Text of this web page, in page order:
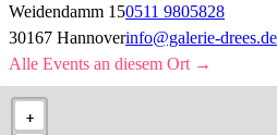
Weidendamm 15
30167 Hannover
0511 9805828
info@galerie-drees.de
Alle Events an diesem Ort →
+